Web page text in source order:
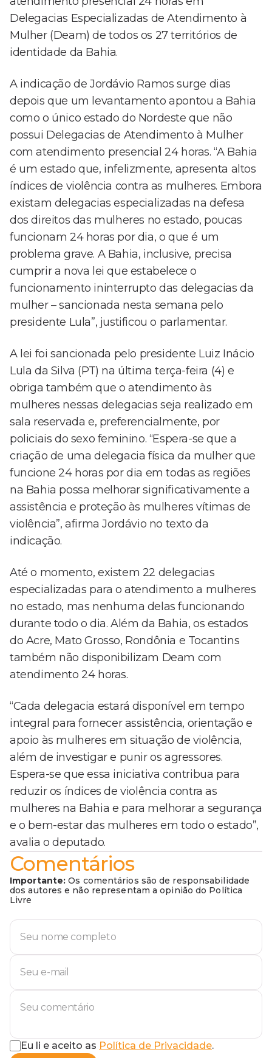
Delegacias Especializadas de Atendimento à
Mulher (Deam) de todos os 27 territórios de
identidade da Bahia.
A indicação de Jordávio Ramos surge dias
depois que um levantamento apontou a Bahia
como o único estado do Nordeste que não
possui Delegacias de Atendimento à Mulher
com atendimento presencial 24 horas. “A Bahia
é um estado que, infelizmente, apresenta altos
índices de violência contra as mulheres. Embora
existam delegacias especializadas na defesa
dos direitos das mulheres no estado, poucas
funcionam 24 horas por dia, o que é um
problema grave. A Bahia, inclusive, precisa
cumprir a nova lei que estabelece o
funcionamento ininterrupto das delegacias da
mulher – sancionada nesta semana pelo
presidente Lula”, justificou o parlamentar.
A lei foi sancionada pelo presidente Luiz Inácio
Lula da Silva (PT) na última terça-feira (4) e
obriga também que o atendimento às
mulheres nessas delegacias seja realizado em
sala reservada e, preferencialmente, por
policiais do sexo feminino. “Espera-se que a
criação de uma delegacia física da mulher que
funcione 24 horas por dia em todas as regiões
na Bahia possa melhorar significativamente a
assistência e proteção às mulheres vítimas de
violência”, afirma Jordávio no texto da
indicação.
Até o momento, existem 22 delegacias
especializadas para o atendimento a mulheres
no estado, mas nenhuma delas funcionando
durante todo o dia. Além da Bahia, os estados
do Acre, Mato Grosso, Rondônia e Tocantins
também não disponibilizam Deam com
atendimento 24 horas.
“Cada delegacia estará disponível em tempo
integral para fornecer assistência, orientação e
apoio às mulheres em situação de violência,
além de investigar e punir os agressores.
Espera-se que essa iniciativa contribua para
reduzir os índices de violência contra as
mulheres na Bahia e para melhorar a segurança
e o bem-estar das mulheres em todo o estado”,
avalia o deputado.
Comentários
Importante: Os comentários são de responsabilidade
dos autores e não representam a opinião do Política
Livre
Eu li e aceito as Política de Privacidade.